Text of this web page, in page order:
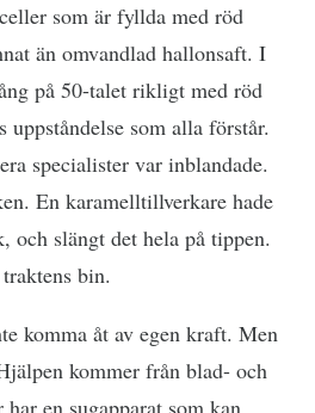
som är fyllda med röd
än omvandlad hallonsaft. I
på 50-talet rikligt med röd
som alla förstår.
specialister var inblandade.
En karamelltillverkare hade
och slängt det hela på tippen.
bin.
komma åt av egen kraft. Men
kommer från blad- och
en sugapparat som kan